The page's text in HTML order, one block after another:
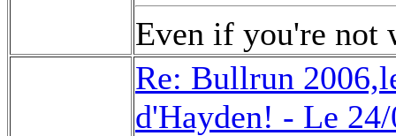
Even if you're not
Re: Bullrun
d'Hayden! - Le